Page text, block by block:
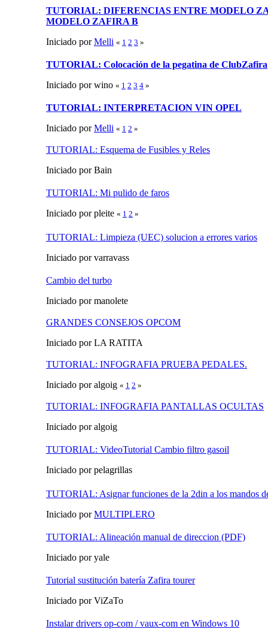
TUTORIAL: DIFERENCIAS ENTRE MODELO
MODELO ZAFIRA B
Iniciado porMelli « 1 2 3 »
TUTORIAL: Colocación de la pegatina de ClubZafira
Iniciado por wino « 1 2 3 4 »
TUTORIAL: INTERPRETACION VIN OPEL
Iniciado porMelli « 1 2 »
TUTORIAL: Esquema de Fusibles y Reles
Iniciado por Bain
TUTORIAL: Mi pulido de faros
Iniciado por pleite « 1 2 »
TUTORIAL: Limpieza (UEC) solucion a errores varios
Iniciado por varravass
Cambio del turbo
Iniciado por manolete
GRANDES CONSEJOS OPCOM
Iniciado por LA RATITA
TUTORIAL: INFOGRAFIA PRUEBA PEDALES.
Iniciado por algoig « 1 2 »
TUTORIAL: INFOGRAFIA PANTALLAS OCULTAS
Iniciado por algoig
TUTORIAL: VideoTutorial Cambio filtro gasoil
Iniciado por pelagrillas
TUTORIAL: Asignar funciones de la 2din a los mandos
Iniciado porMULTIPLERO
TUTORIAL: Alineación manual de direccion (PDF)
Iniciado por yale
Tutorial sustitución batería Zafira tourer
Iniciado por ViZaTo
Instalar drivers op-com / vaux-com en Windows 10